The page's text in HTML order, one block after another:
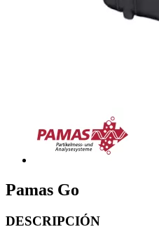
Pamas Go
DESCRIPCIÓN